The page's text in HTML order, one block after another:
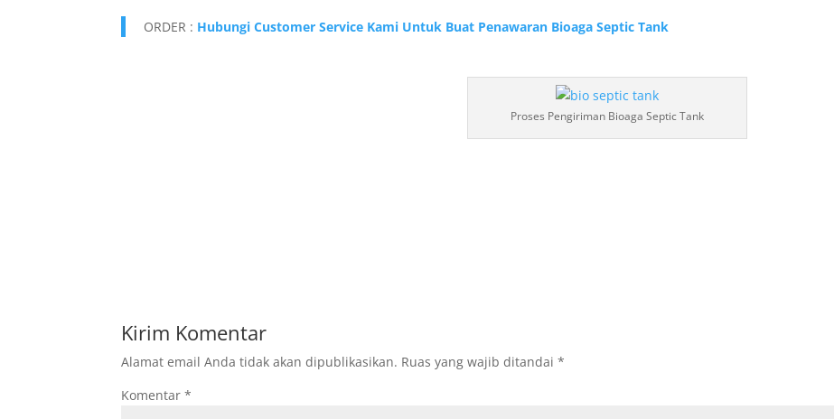
ORDER : Hubungi Customer Service Kami Untuk Buat Penawaran Bioaga Septic Tank
Proses Pengiriman Bioaga Septic Tank
Kirim Komentar
Alamat email Anda tidak akan dipublikasikan. Ruas yang wajib ditandai*
Komentar*